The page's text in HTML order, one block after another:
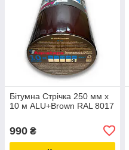
Бітумна Стрічка 250 мм х
10 м ALU+Brown RAL 8017
990 ₴